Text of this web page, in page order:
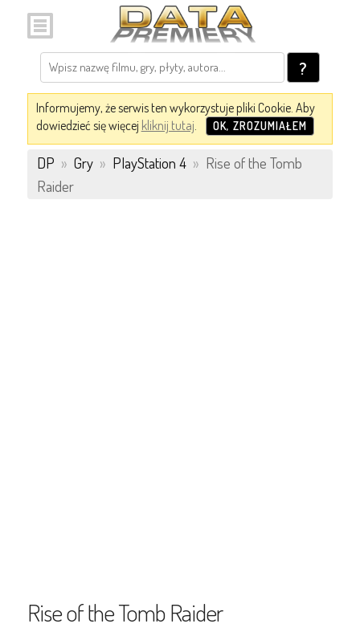
?
Informujemy, że serwis ten wykorzystuje pliki Cookie. Aby
dowiedzieć się więcej kliknij tutaj. OK, ZROZUMIAŁEM
DP » Gry » PlayStation 4 » Rise of the Tomb
Raider
Rise of the Tomb Raider